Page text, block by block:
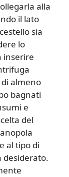
alla
il lato
sia
lo
inserire
di almeno
bagnati
e
del
al tipo di
desiderato.